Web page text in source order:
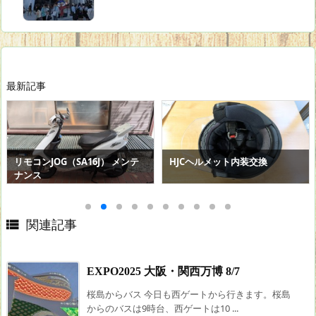
最新記事
HJCヘルメット内装交換
大阪・関西万博サテライトスタ
 関連記事
EXPO2025 大阪・関西万博 8/7
桜島からバス 今日も西ゲートから行きます。桜島
からのバスは9時台、西ゲートは10 ...